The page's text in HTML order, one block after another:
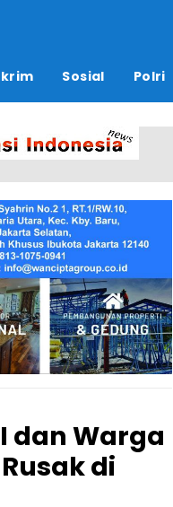
Sosial Polri
dan Warga
di